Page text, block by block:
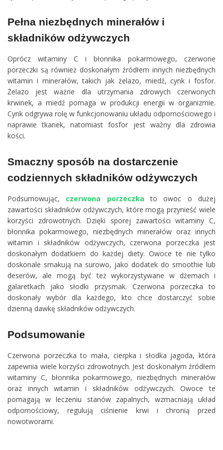
Pełna niezbędnych minerałów i
składników odżywczych
Oprócz witaminy C i błonnika pokarmowego, czerwone
porzeczki są również doskonałym źródłem innych niezbędnych
witamin i minerałów, takich jak żelazo, miedź, cynk i fosfor.
Żelazo jest ważne dla utrzymania zdrowych czerwonych
krwinek, a miedź pomaga w produkcji energii w organizmie.
Cynk odgrywa rolę w funkcjonowaniu układu odpornościowego i
naprawie tkanek, natomiast fosfor jest ważny dla zdrowia
kości.
Smaczny sposób na dostarczenie
codziennych składników odżywczych
Podsumowując, czerwona porzeczka to owoc o dużej
zawartości składników odżywczych, które mogą przynieść wiele
korzyści zdrowotnych. Dzięki sporej zawartości witaminy C,
błonnika pokarmowego, niezbędnych minerałów oraz innych
witamin i składników odżywczych, czerwona porzeczka jest
doskonałym dodatkiem do każdej diety. Owoce te nie tylko
doskonale smakują na surowo, jako dodatek do smoothie lub
deserów, ale mogą być też wykorzystywane w dżemach i
galaretkach jako słodki przysmak. Czerwona porzeczka to
doskonały wybór dla każdego, kto chce dostarczyć sobie
dzienną dawkę składników odżywczych.
Podsumowanie
Czerwona porzeczka to mała, cierpka i słodka jagoda, która
zapewnia wiele korzyści zdrowotnych. Jest doskonałym źródłem
witaminy C, błonnika pokarmowego, niezbędnych minerałów
oraz innych witamin i składników odżywczych. Owoce te
pomagają w leczeniu stanów zapalnych, wzmacniają układ
odpornościowy, regulują ciśnienie krwi i chronią przed
nowotworami.